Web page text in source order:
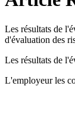
Les résultats de
d'évaluation des
Les résultats de
L'employeur les